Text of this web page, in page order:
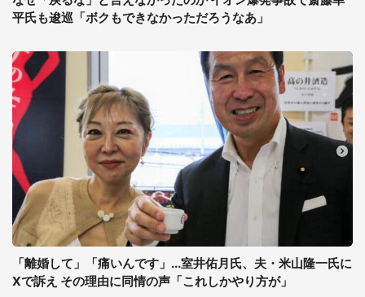
平氏も逡巡「ボクもできなかっただろうなあ」
「離婚して」「痛いんです」...室井佑月氏、夫・米山隆一氏に
Xで訴え その理由に同情の声「これしかやり方が」